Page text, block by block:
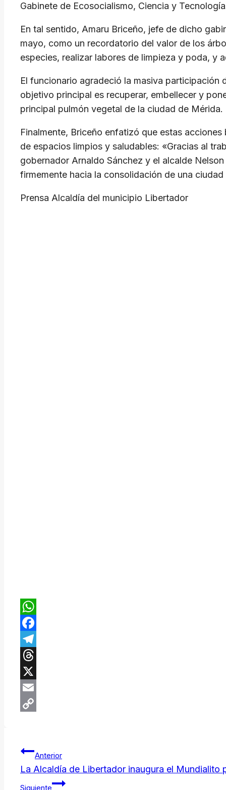
Gabinete de Ecosocialismo, Ciencia y
​En tal sentido, Amaru Briceño, jefe de dicho
mayo, como un recordatorio del valor de los
especies, realizar labores de limpieza y poda, y
​El funcionario agradeció la masiva participación
objetivo principal es recuperar, embellecer y
principal pulmón vegetal de la ciudad de Mérida.
​Finalmente, Briceño enfatizó que estas
de espacios limpios y saludables: «Gracias al
gobernador Arnaldo Sánchez y el alcalde
firmemente hacia la consolidación de una ciudad
​Prensa Alcaldía del municipio Libertador
WhatsApp
Facebook
Telegram
Threads
X
Email
Navegación
de
Anterior
La Alcaldía de Libertador inaugura el Mundialito
Siguiente